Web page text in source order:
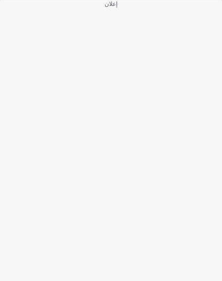
إعلان